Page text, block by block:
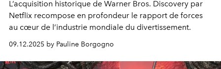
L’acquisition historique de Warner Bros. Discovery par
Netflix recompose en profondeur le rapport de forces
au cœur de l’industrie mondiale du divertissement.
09.12.2025 by Pauline Borgogno